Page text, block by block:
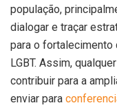
população,
dialogar e traçar
para o
LGBT. Assim,
contribuir para a
enviar para